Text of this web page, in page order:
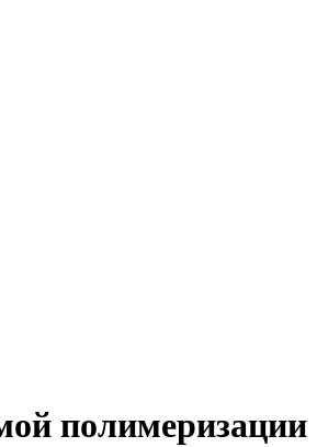
полимеризации